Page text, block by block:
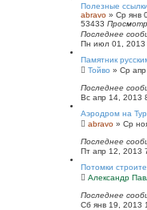
Полезные ссылки
abravo » Ср янв
53433
Последнее
Пн июл 01, 2013
Памятник
Тойво » Ср
Последнее
Вс апр 14, 2013
Аэродром на
abravo » Ср
Последнее
Пт апр 12, 2013
Потомки
Александр
Последнее
Сб янв 19, 2013